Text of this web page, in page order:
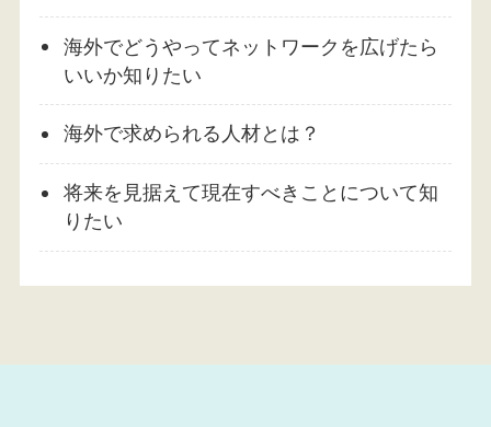
海外でどうやってネットワークを広げたら
いいか知りたい
海外で求められる人材とは？
将来を見据えて現在すべきことについて知
りたい